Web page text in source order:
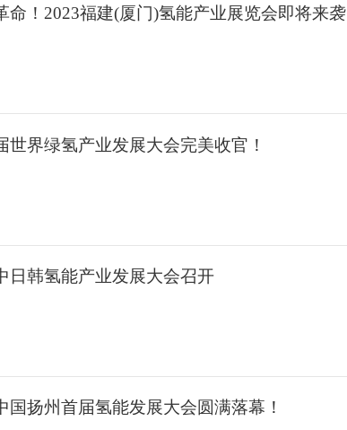
命！2023福建(厦门)氢能产业展览会即将来袭
世界绿氢产业发展大会完美收官！
日韩氢能产业发展大会召开
国扬州首届氢能发展大会圆满落幕！